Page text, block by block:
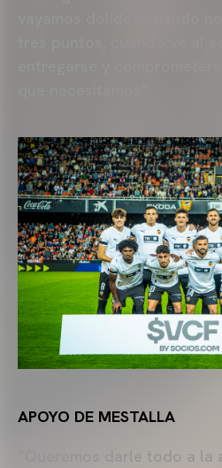
APOYO DE MESTALLA
“Queremos darle todo a la